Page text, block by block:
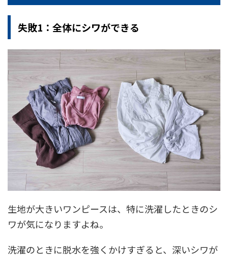
失敗1：全体にシワができる
生地が大きいワンピースは、特に洗濯したときのシ
ワが気になりますよね。
洗濯のときに脱水を強くかけすぎると、深いシワが